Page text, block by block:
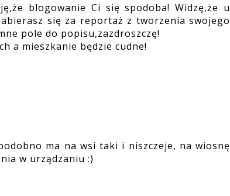
blogowanie Ci się spodoba! Widzę,że u
się za reportaż z tworzenia swojego
pole do popisu,zazdroszczę!
a mieszkanie będzie cudne!
ma na wsi taki i niszczeje, na wiosnę
w urządzaniu :)